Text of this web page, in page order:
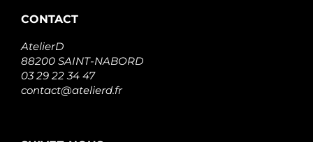
CONTACT
AtelierD
88200 SAINT-NABORD
03 29 22 34 47
contact@atelierd.fr